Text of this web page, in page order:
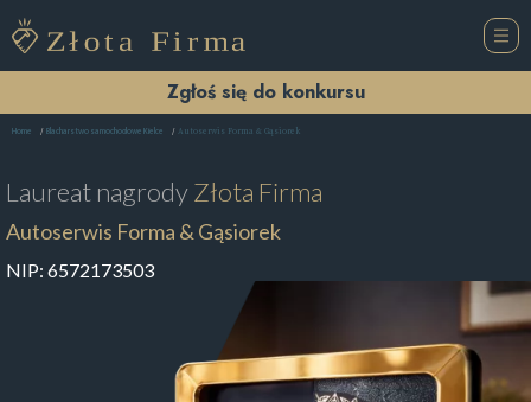
Zgłoś się do konkursu
Home Blacharstwo samochodowe Kielce Autoserwis Forma & Gąsiorek
Laureat nagrodyZłota Firma
Autoserwis Forma & Gąsiorek
NIP: 6572173503